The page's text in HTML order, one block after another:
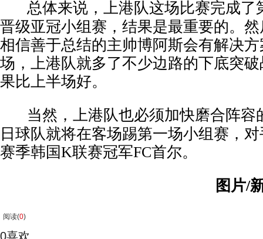
总体来说，上港队这场比赛完成了
晋级亚冠小组赛，结果是最重要的。
相信善于总结的主帅博阿斯会有解决
场，上港队就多了不少边路的下底突
果比上半场好。
当然，上港队也必须加快磨合阵容
日球队就将在客场踢第一场小组赛，
赛季韩国K联赛冠军FC首尔。
图片/
阅读(0)
0喜欢